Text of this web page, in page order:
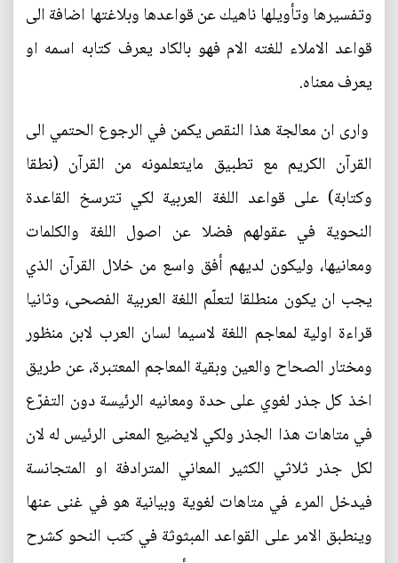
وتفسيرها وتأويلها ناهيك عن قواعدها وبلاغتها اضافة الى
قواعد الاملاء للغته الام فهو بالكاد يعرف كتابه اسمه او
يعرف معناه.
وارى ان معالجة هذا النقص يكمن في الرجوع الحتمي الى
القرآن الكريم مع تطبيق مايتعلمونه من القرآن (نطقا
وكتابة) على قواعد اللغة العربية لكي تترسخ القاعدة
النحوية في عقولهم فضلا عن اصول اللغة والكلمات
ومعانيها، وليكون لديهم أفق واسع من خلال القرآن الذي
يجب ان يكون منطلقا لتعلّم اللغة العربية الفصحى، وثانيا
قراءة اولية لمعاجم اللغة لاسيما لسان العرب لابن منظور
ومختار الصحاح والعين وبقية المعاجم المعتبرة، عن طريق
اخذ كل جذر لغوي على حدة ومعانيه الرئيسة دون التفرّع
في متاهات هذا الجذر ولكي لايضيع المعنى الرئيس له لان
لكل جذر ثلاثي الكثير المعاني المترادفة او المتجانسة
فيدخل المرء في متاهات لغوية وبيانية هو في غنى عنها
وينطبق الامر على القواعد المبثوثة في كتب النحو كشرح